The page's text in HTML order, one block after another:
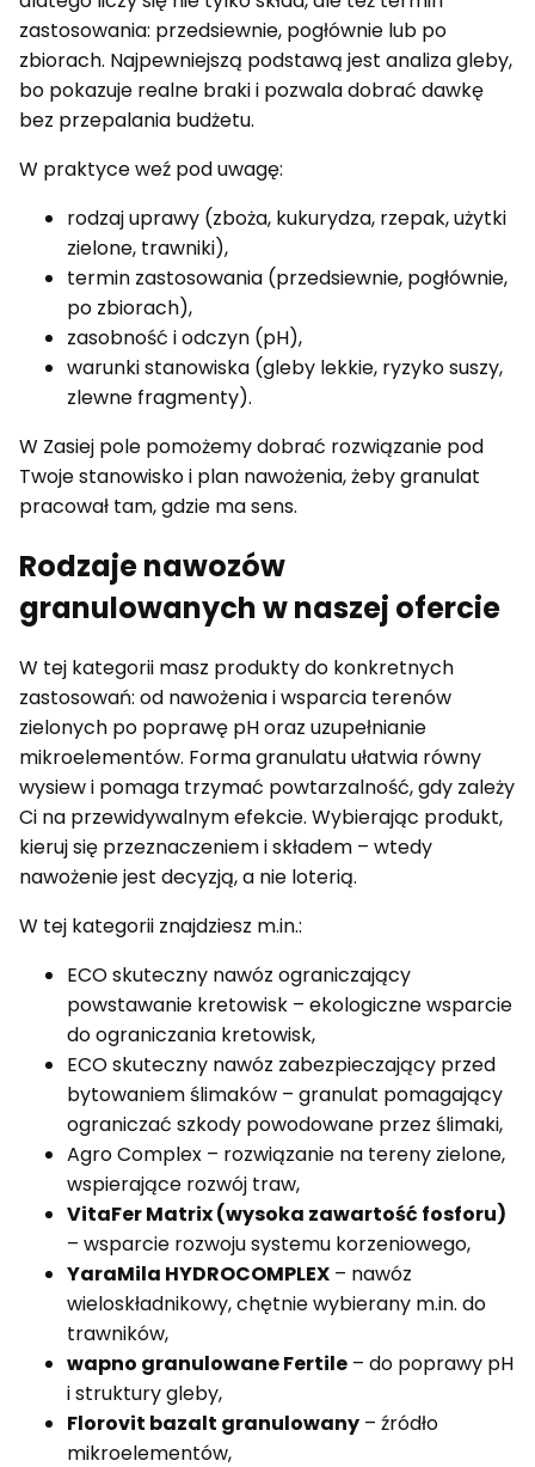
zastosowania: przedsiewnie, pogłównie lub po
zbiorach. Najpewniejszą podstawą jest analiza gleby,
bo pokazuje realne braki i pozwala dobrać dawkę
bez przepalania budżetu.
W praktyce weź pod uwagę:
rodzaj uprawy (zboża, kukurydza, rzepak, użytki
zielone, trawniki),
termin zastosowania (przedsiewnie, pogłównie,
po zbiorach),
zasobność i odczyn (pH),
warunki stanowiska (gleby lekkie, ryzyko suszy,
zlewne fragmenty).
W Zasiej pole pomożemy dobrać rozwiązanie pod
Twoje stanowisko i plan nawożenia, żeby granulat
pracował tam, gdzie ma sens.
Rodzaje nawozów
granulowanych w naszej ofercie
W tej kategorii masz produkty do konkretnych
zastosowań: od nawożenia i wsparcia terenów
zielonych po poprawę pH oraz uzupełnianie
mikroelementów. Forma granulatu ułatwia równy
wysiew i pomaga trzymać powtarzalność, gdy zależy
Ci na przewidywalnym efekcie. Wybierając produkt,
kieruj się przeznaczeniem i składem – wtedy
nawożenie jest decyzją, a nie loterią.
W tej kategorii znajdziesz m.in.:
ECO skuteczny nawóz ograniczający
powstawanie kretowisk – ekologiczne wsparcie
do ograniczania kretowisk,
ECO skuteczny nawóz zabezpieczający przed
bytowaniem ślimaków – granulat pomagający
ograniczać szkody powodowane przez ślimaki,
Agro Complex – rozwiązanie na tereny zielone,
wspierające rozwój traw,
VitaFer Matrix (wysoka zawartość fosforu)
– wsparcie rozwoju systemu korzeniowego,
YaraMila HYDROCOMPLEX – nawóz
wieloskładnikowy, chętnie wybierany m.in. do
trawników,
wapno granulowane Fertile – do poprawy pH
i struktury gleby,
Florovit bazalt granulowany – źródło
mikroelementów,